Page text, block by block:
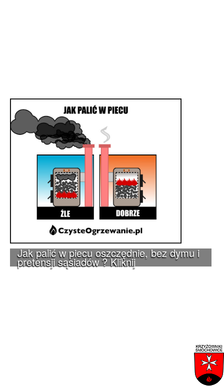
Jak palić w piecu oszczędnie, bez dymu i
pretensji sąsiadów ? Kliknij